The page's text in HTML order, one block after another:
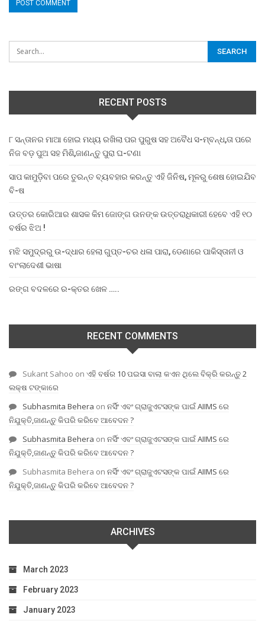
RECENT POSTS
୮ ସନ୍ତାନର ମାଆ ହୋଇ ମଧ୍ୟ ରଖିଲା ପର ପୁରୁଷ ସହ ଅବୈଧ ସ-ମ୍ବନ୍ଧ,ତା ପରେ
ନିଜ ବଡ଼ ପୁଅ ସହ ମିଶି,ଜାଣନ୍ତୁ ପୁରା ଘ-ଟଣା
ସାପ କାମୁଡ଼ିବା ପରେ ତୁରନ୍ତ ବ୍ୟବହାର କରନ୍ତୁ ଏହି ଜିନିଷ, ମୂଳରୁ ଶେଷ ହୋଇଯିବ
ବି-ଷ
ଉତ୍ତର କୋରିଆର ଶାସକ କିମ ଜୋଙ୍ଗ ଉନଙ୍କ ଉତ୍ତରାଧିକାରୀ ହେବେ ଏହି ୧୦
ବର୍ଷର ଝିଅ !
ମଝି ସମୁଦ୍ରରୁ ଉ-ଦ୍ଧାର ହେଲା ଗୁପ୍ତ-ଚର ଧଳା ପାରା, ଡେଣାରେ ପାକିସ୍ତାନୀ ଓ
ବାଂଲାଦେଶୀ ଭାଷା
ରଙ୍ଗ ବଦଳରେ ର-କ୍ତର ଖେଳ …..
RECENT COMMENTS
Sukant Sahoo on ଏହି ବର୍ଷର 10 ପଇସା ବାଲା କଏନ ଥିଲେ ବିକ୍ରି କରନ୍ତୁ 2
ଲକ୍ଷ ଟଙ୍କାରେ
Subhasmita Behera on ନର୍ସିଂ ଏବଂ ଗ୍ରାଜୁଏଟସଙ୍କ ପାଇଁ AIIMS ରେ
ନିଯୁକ୍ତି,ଜାଣନ୍ତୁ କିପରି କରିବେ ଆବେଦନ ?
Subhasmita Behera on ନର୍ସିଂ ଏବଂ ଗ୍ରାଜୁଏଟସଙ୍କ ପାଇଁ AIIMS ରେ
ନିଯୁକ୍ତି,ଜାଣନ୍ତୁ କିପରି କରିବେ ଆବେଦନ ?
Subhasmita Behera on ନର୍ସିଂ ଏବଂ ଗ୍ରାଜୁଏଟସଙ୍କ ପାଇଁ AIIMS ରେ
ନିଯୁକ୍ତି,ଜାଣନ୍ତୁ କିପରି କରିବେ ଆବେଦନ ?
ARCHIVES
March 2023
February 2023
January 2023